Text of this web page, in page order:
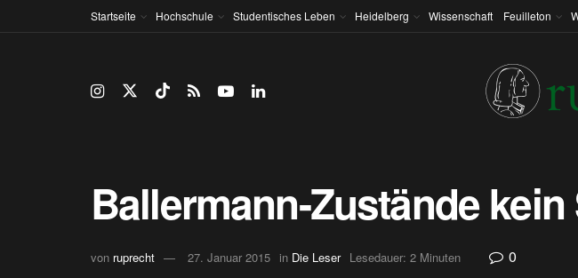
Startseite Hochschule Studentisches Leben Heidelberg Wissenschaft Feuilleton
Ballermann-Zustände
von ruprecht 27. Januar 2015 in Die Leser Lesedauer: 2 Minuten 0